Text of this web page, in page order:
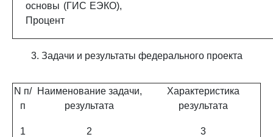
основы (ГИС ЕЭКО),
Процент
3. Задачи и результаты федерального проекта
N п/
п
Наименование задачи,
результата
Характеристика
результата
1 2 3